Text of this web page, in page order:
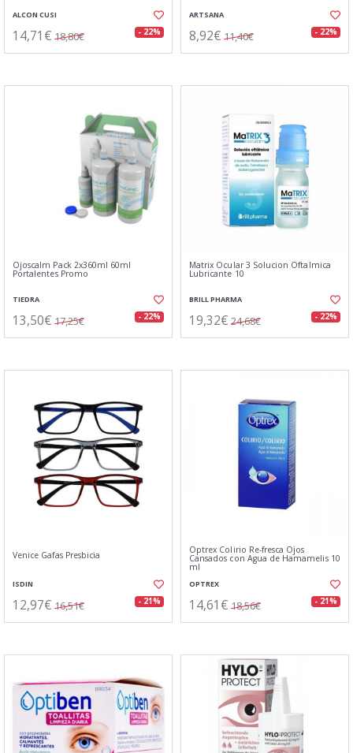
ALCON CUSI
14,71€ 18,80€ - 22%
ARTSANA
8,92€ 11,40€ - 22%
Ojoscalm Pack 2x360ml 60ml
Portalentes Promo
TIEDRA
13,50€ 17,25€ - 22%
Matrix Ocular 3 Solucion Oftalmica
Lubricante 10
BRILL PHARMA
19,32€ 24,68€ - 22%
Venice Gafas Presbicia
ISDIN
12,97€ 16,51€ - 21%
Optrex Colirio Re-fresca Ojos
Cansados con Agua de Hamamelis 10
ml
OPTREX
14,61€ 18,56€ - 21%